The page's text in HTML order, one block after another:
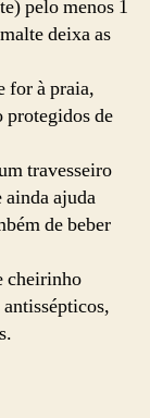
pelo menos 1
deixa as
for à praia,
protegidos de
travesseiro
ajuda
de beber
cheirinho